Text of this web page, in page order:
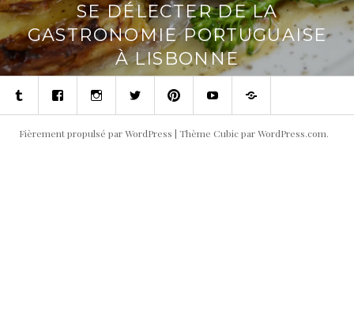
SE DÉLECTER DE LA
GASTRONOMIE PORTUGUAISE
À LISBONNE
TumblrFacebookInstagramTwitterPinterestYoutubeContact
Fièrement propulsé par WordPress | Thème Cubic parWordPress.com.